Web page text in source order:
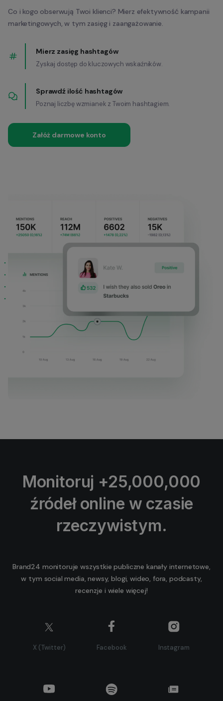
Co i kogo obserwują Twoi klienci? Mierz efektywność kampanii
marketingowych, w tym zasięg i zaangażowanie.
Mierz zasięg hashtagów
Zyskaj dostęp do kluczowych wskaźników.
Sprawdź ilość hashtagów
Poznaj liczbę wzmianek z Twoim hashtagiem.
Załóż darmowe konto
Monitoruj +25,000,000
źródeł online w czasie
rzeczywistym.
Brand24 monitoruje wszystkie publiczne kanały internetowe,
w tym social media, newsy, blogi, wideo, fora, podcasty,
recenzje i wiele więcej!
X (Twitter) Facebook Instagram